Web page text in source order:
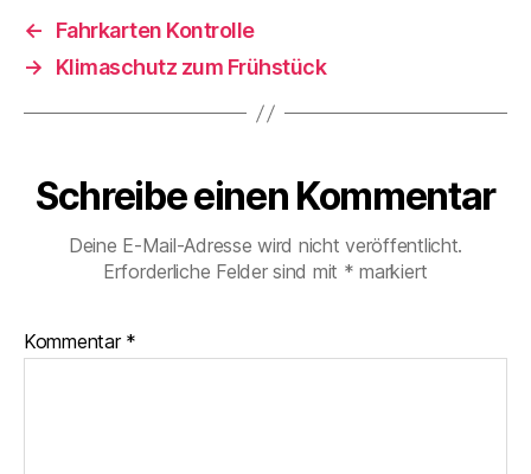
←
Fahrkarten Kontrolle
→
Klimaschutz zum Frühstück
Schreibe einen Kommentar
Deine E-Mail-Adresse wird nicht veröffentlicht.
Erforderliche Felder sind mit * markiert
Kommentar *